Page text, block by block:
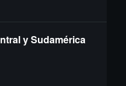
y Sudamérica